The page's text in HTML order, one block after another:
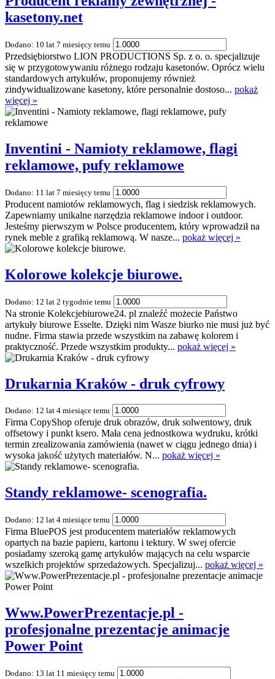
kasetony.net
Dodano: 10 lat 7 miesięcy temu
Przedsiębiorstwo LION PRODUCTIONS Sp. z o. o. specjalizuje
się w przygotowywaniu różnego rodzaju kasetonów. Oprócz wielu
standardowych artykułów, proponujemy również
zindywidualizowane kasetony, które personalnie dostoso... pokaż
więcej »
Inventini - Namioty reklamowe, flagi
reklamowe, pufy reklamowe
Dodano: 11 lat 7 miesięcy temu
Producent namiotów reklamowych, flag i siedzisk reklamowych.
Zapewniamy unikalne narzędzia reklamowe indoor i outdoor.
Jesteśmy pierwszym w Polsce producentem, który wprowadził na
rynek meble z grafiką reklamową. W nasze... pokaż więcej »
Kolorowe kolekcje biurowe.
Dodano: 12 lat 2 tygodnie temu
Na stronie Kolekcjebiurowe24. pl znaleźć możecie Państwo
artykuły biurowe Esselte. Dzięki nim Wasze biurko nie musi już być
nudne. Firma stawia przede wszystkim na zabawę kolorem i
praktyczność. Przede wszystkim produkty... pokaż więcej »
Drukarnia Kraków - druk cyfrowy
Dodano: 12 lat 4 miesiące temu
Firma CopyShop oferuje druk obrazów, druk solwentowy, druk
offsetowy i punkt ksero. Mała cena jednostkowa wydruku, krótki
termin zrealizowania zamówienia (nawet w ciągu jednego dnia) i
wysoka jakość użytych materiałów. N... pokaż więcej »
Standy reklamowe- scenografia.
Dodano: 12 lat 4 miesiące temu
Firma BluePOS jest producentem materiałów reklamowych
opartych na bazie papieru, kartonu i tektury. W swej ofercie
posiadamy szeroką gamę artykułów mających na celu wsparcie
wszelkich projektów sprzedażowych. Specjalizuj... pokaż więcej »
Www.PowerPrezentacje.pl -
profesjonalne prezentacje animacje
Power Point
Dodano: 13 lat 11 miesięcy temu